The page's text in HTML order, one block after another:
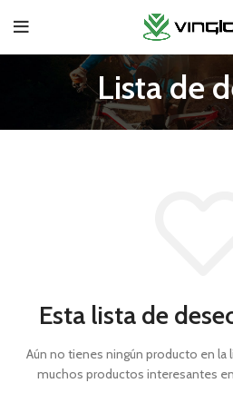
Lista de
Esta lista de
Aún no tienes ningún producto en la
muchos productos interesantes